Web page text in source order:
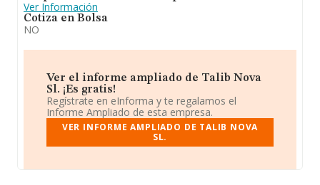
Ver Información
Cotiza en Bolsa
NO
Ver el informe ampliado de Talib Nova
Sl. ¡Es gratis!
Regístrate en eInforma y te regalamos el
Informe Ampliado de esta empresa.
VER INFORME AMPLIADO DE TALIB NOVA
SL.